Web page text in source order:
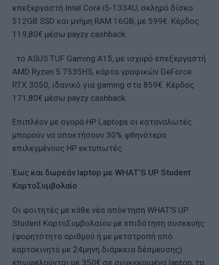
επεξεργαστή Intel Core i5-1334U, σκληρό δίσκο
512GB SSD και μνήμη RAM 16GB, με 599€. Κέρδος
119,80€ μέσω payzy cashback.
· το ASUS TUF Gaming A15, με ισχυρό επεξεργαστή
AMD Ryzen 5 7535HS, κάρτα γραφικών GeForce
RTX 3050, ιδανικό για gaming στα 859€. Κέρδος
171,80€ μέσω payzy cashback.
Επιπλέον με αγορά HP Laptops οι καταναλωτές
μπορούν να αποκτήσουν 30% φθηνότερα
επιλεγμένους HP εκτυπωτές.
Έως και δωρεάν laptop με WHAT’S UP Student
ΚαρτοΣυμβολαίο
Οι φοιτητές με κάθε νέα απόκτηση WHAT’S UP
Student ΚαρτοΣυμβολαίου με επιδότηση συσκευής
(φορητότητα αριθμού ή με μετατροπή από
καρτοκινητό με 24μηνη διάρκεια δέσμευσης)
επωφελούνται με 350€ σε συγκεκριμένα laptop, τα